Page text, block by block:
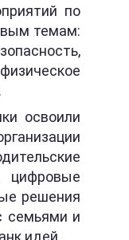
по
темам:
освоили
цифровые
решения
семьями и
идей.